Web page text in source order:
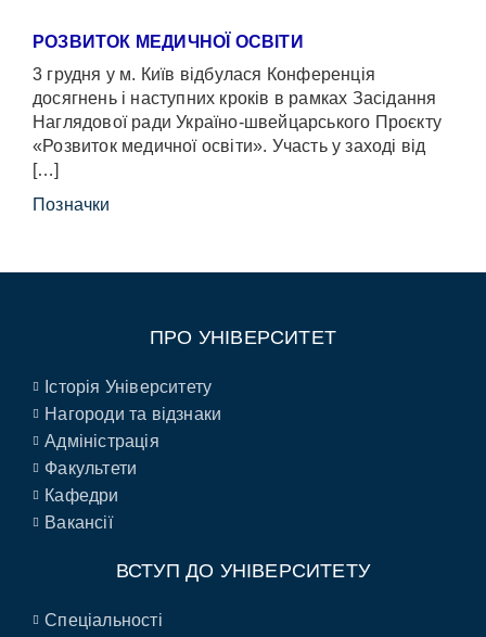
РОЗВИТОК МЕДИЧНОЇ ОСВІТИ
3 грудня у м. Київ відбулася Конференція
досягнень і наступних кроків в рамках Засідання
Наглядової ради Україно-швейцарського Проєкту
«Розвиток медичної освіти». Участь у заході від
[…]
Позначки
ПРО УНІВЕРСИТЕТ
Історія Університету
Нагороди та відзнаки
Адміністрація
Факультети
Кафедри
Вакансії
ВСТУП ДО УНІВЕРСИТЕТУ
Спеціальності